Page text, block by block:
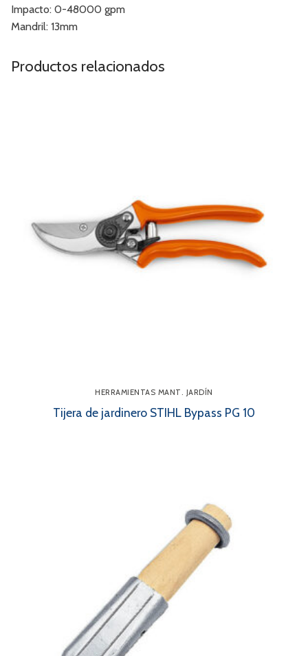
Impacto: 0-48000 gpm
Mandril: 13mm
Productos relacionados
HERRAMIENTAS MANT. JARDÍN
Tijera de jardinero STIHL Bypass PG 10